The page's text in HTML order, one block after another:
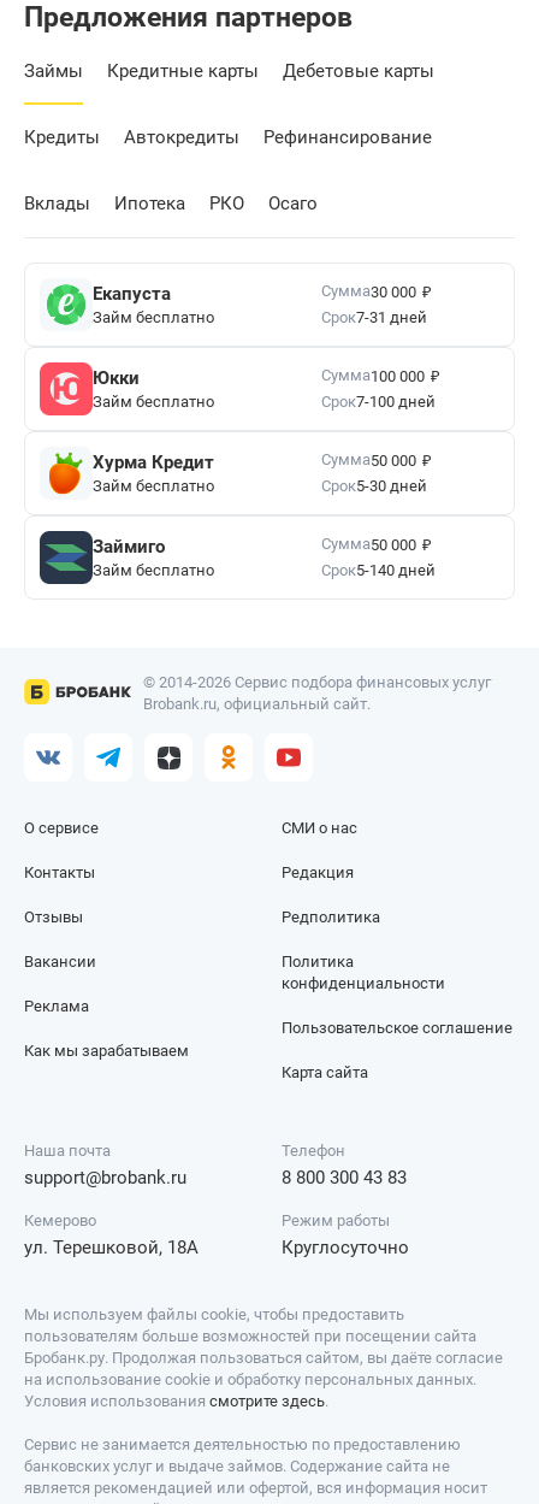
Предложения партнеров
Займы Кредитные карты Дебетовые карты
Кредиты Автокредиты Рефинансирование
Вклады Ипотека РКО Осаго
Екапуста
Займ бесплатно
Сумма30 000 ₽
Срок7-31 дней
Юкки
Займ бесплатно
Сумма100 000 ₽
Срок7-100 дней
Хурма Кредит
Займ бесплатно
Сумма50 000 ₽
Срок5-30 дней
Займиго
Займ бесплатно
Сумма50 000 ₽
Срок5-140 дней
© 2014-2026 Сервис подбора финансовых услуг
Brobank.ru, официальный сайт.
О сервисе
Контакты
Отзывы
СМИ о нас
Редакция
Редполитика
Вакансии
Реклама
Как мы зарабатываем
Политика
конфиденциальности
Пользовательское соглашение
Карта сайта
Наша почта
support@brobank.ru
Телефон
8 800 300 43 83
Кемерово
ул. Терешковой, 18А
Режим работы
Круглосуточно
Мы используем файлы cookie, чтобы предоставить
пользователям больше возможностей при посещении сайта
Бробанк.ру. Продолжая пользоваться сайтом, вы даёте согласие
на использование cookie и обработку персональных данных.
Условия использования смотрите здесь.
Сервис не занимается деятельностью по предоставлению
банковских услуг и выдаче займов. Содержание сайта не
является рекомендацией или офертой, вся информация носит